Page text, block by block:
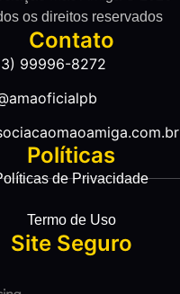
os direitos reservados
Contato
99996-8272
Políticas
de Privacidade
Termo de Uso
Site Seguro